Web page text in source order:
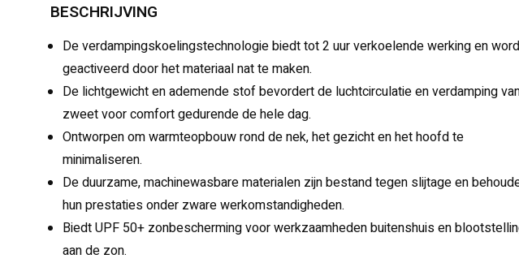
BESCHRIJVING
De verdampingskoelingstechnologie biedt tot 2 uur verkoelende werking en
geactiveerd door het materiaal nat te maken.
De lichtgewicht en ademende stof bevordert de luchtcirculatie en verdamping
zweet voor comfort gedurende de hele dag.
Ontworpen om warmteopbouw rond de nek, het gezicht en het hoofd te
minimaliseren.
De duurzame, machinewasbare materialen zijn bestand tegen slijtage en
hun prestaties onder zware werkomstandigheden.
Biedt UPF 50+ zonbescherming voor werkzaamheden buitenshuis en
aan de zon.